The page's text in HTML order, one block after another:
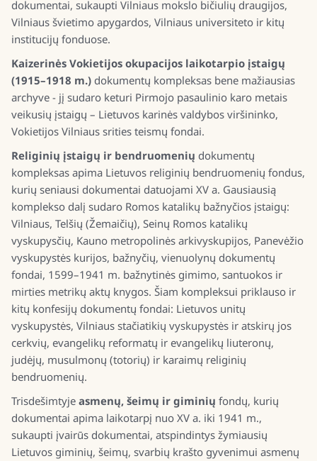
dokumentai, sukaupti Vilniaus mokslo bičiulių draugijos,
Vilniaus švietimo apygardos, Vilniaus universiteto ir kitų
institucijų fonduose.
Kaizerinės Vokietijos okupacijos laikotarpio įstaigų
(1915–1918 m.) dokumentų kompleksas bene mažiausias
archyve - jį sudaro keturi Pirmojo pasaulinio karo metais
veikusių įstaigų – Lietuvos karinės valdybos viršininko,
Vokietijos Vilniaus srities teismų fondai.
Religinių įstaigų ir bendruomenių dokumentų
kompleksas apima Lietuvos religinių bendruomenių fondus,
kurių seniausi dokumentai datuojami XV a. Gausiausią
komplekso dalį sudaro Romos katalikų bažnyčios įstaigų:
Vilniaus, Telšių (Žemaičių), Seinų Romos katalikų
vyskupysčių, Kauno metropolinės arkivyskupijos, Panevėžio
vyskupystės kurijos, bažnyčių, vienuolynų dokumentų
fondai, 1599–1941 m. bažnytinės gimimo, santuokos ir
mirties metrikų aktų knygos. Šiam kompleksui priklauso ir
kitų konfesijų dokumentų fondai: Lietuvos unitų
vyskupystės, Vilniaus stačiatikių vyskupystės ir atskirų jos
cerkvių, evangelikų reformatų ir evangelikų liuteronų,
judėjų, musulmonų (totorių) ir karaimų religinių
bendruomenių.
Trisdešimtyje asmenų, šeimų ir giminių fondų, kurių
dokumentai apima laikotarpį nuo XV a. iki 1941 m.,
sukaupti įvairūs dokumentai, atspindintys žymiausių
Lietuvos giminių, šeimų, svarbių krašto gyvenimui asmenų